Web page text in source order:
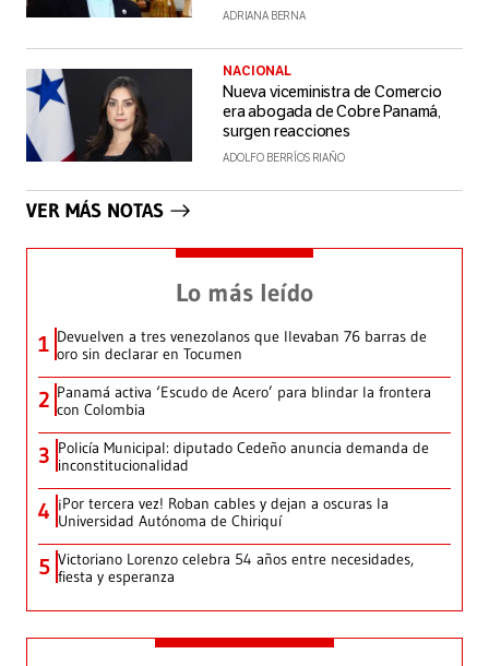
ADRIANA BERNA
NACIONAL
Nueva viceministra de Comercio
era abogada de Cobre Panamá,
surgen reacciones
ADOLFO BERRÍOS RIAÑO
VER MÁS NOTAS
Lo más leído
1 Devuelven a tres venezolanos que llevaban 76 barras de
oro sin declarar en Tocumen
2 Panamá activa ‘Escudo de Acero’ para blindar la frontera
con Colombia
3 Policía Municipal: diputado Cedeño anuncia demanda de
inconstitucionalidad
4 ¡Por tercera vez! Roban cables y dejan a oscuras la
Universidad Autónoma de Chiriquí
5 Victoriano Lorenzo celebra 54 años entre necesidades,
fiesta y esperanza